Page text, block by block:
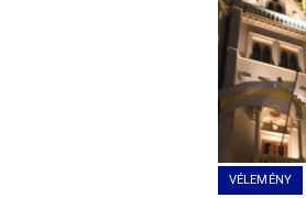
VÉLEMÉNY